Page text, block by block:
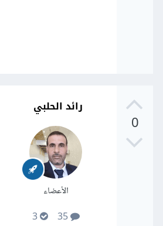
0
رائد الحلبي
الأعضاء
35
3